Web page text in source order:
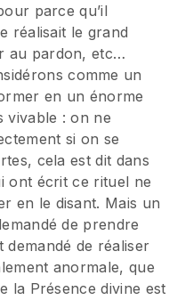
parce qu’il
réalisait le grand
au pardon, etc…
comme un
en un énorme
vivable : on ne
si on se
cela est dit dans
ont écrit ce rituel ne
en le disant. Mais un
de prendre
de réaliser
anormale, que
la Présence divine est